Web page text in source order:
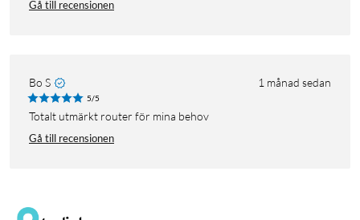
Gå till recensionen
Bo S 1 månad sedan
5/5
Totalt utmärkt router för mina behov
Gå till recensionen